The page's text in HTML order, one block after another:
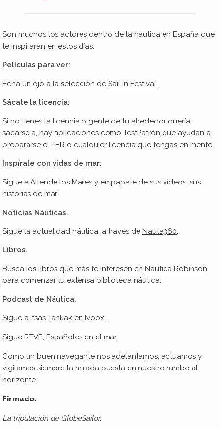
Son muchos los actores dentro de la náutica en España que
te inspirarán en estos días.
Películas para ver:
Echa un ojo a la selección de Sail in Festival.
Sácate la licencia:
Si no tienes la licencia o gente de tu alrededor quería
sacársela, hay aplicaciones como TestPatrón que ayudan a
prepararse el PER o cualquier licencia que tengas en mente.
Inspírate con vidas de mar:
Sigue a Allende los Mares y empapate de sus vídeos, sus
historias de mar.
Noticias Náuticas.
Sigue la actualidad náutica, a través de Nauta360
Libros.
Busca los libros que más te interesen en Nautica Robinson
para comenzar tu extensa biblioteca náutica.
Podcast de Náutica.
Sigue a Itsas Tankak en Ivoox.
Sigue RTVE, Españoles en el mar.
Como un buen navegante nos adelantamos, actuamos y
vigilamos siempre la mirada puesta en nuestro rumbo al
horizonte.
Firmado.
La tripulación de GlobeSailor.